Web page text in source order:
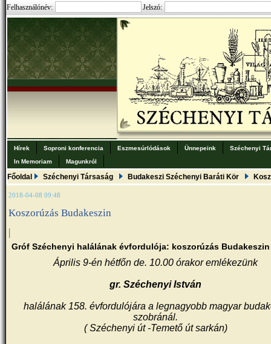
Felhasználónév: Jelszó:
Hírek Soproni konferencia Eszmesúrlódások Ünnepeink
Széchenyi
In Memoriam
Magunkról
Főoldal Széchenyi Társaság Budakeszi Széchenyi Baráti Kör
2018-04-08 09:48
Koszorúzás Budakeszin
|
Gróf Széchenyi halálának évfordulója: koszorúzás Budakeszin
Április 9-én hétfőn de. 10.00 órakor emlékezünk
gr. Széchenyi István
halálának 158. évfordulójára a legnagyobb magyar
szobránál.
( Széchenyi út -Temető út sarkán)